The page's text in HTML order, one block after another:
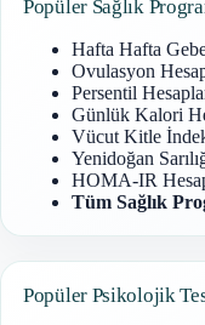
Popüler Sağlık
Hafta Hafta
Ovulasyon
Persentil
Günlük Kalori
Vücut Kitle
Yenidoğan
HOMA-IR
Tüm Sağlık
Popüler Psikolojik